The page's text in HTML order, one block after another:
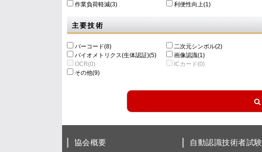
作業負荷軽減(3)
利便性向上(1)
主要技術
バーコード(8) 二次元シンボル(2)
バイオメトリクス(生体認証)(5)
画像認識(1)
OCR(0)
ICカード(0)
その他(9)
協会概要 自動認識技術者試験